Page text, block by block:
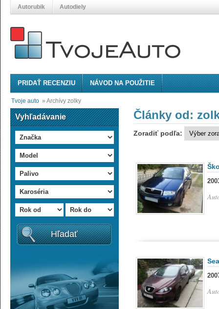
Autorubik Autodiely
PRIDAŤ RECENZIU NÁVOD NA POUŽITIE
Tvoje auto » Archívy zolky
Vyhľadávanie
Hľadať
Články od:
Zoradiť podľa: